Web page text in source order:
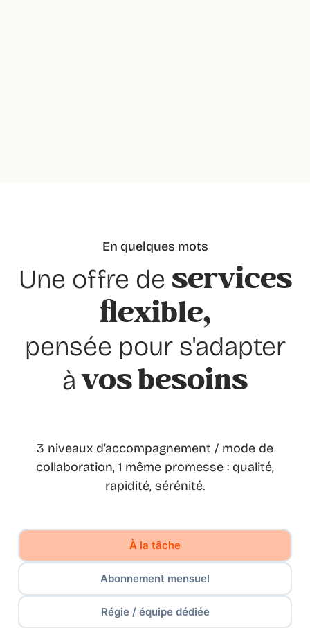
En quelques mots
Une offre de services
flexible,
pensée pour s'adapter
à vos besoins
3 niveaux d’accompagnement / mode de
collaboration, 1 même promesse : qualité,
rapidité, sérénité.
À la tâche
Abonnement mensuel
Régie / équipe dédiée